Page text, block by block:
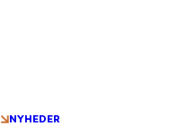
NYHEDER